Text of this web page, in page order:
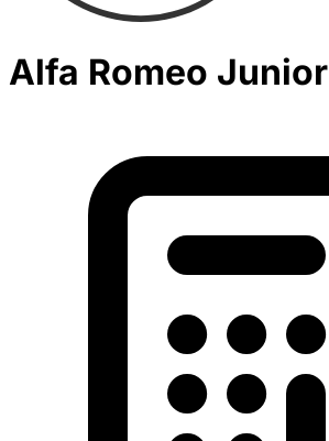
Alfa Romeo Junior